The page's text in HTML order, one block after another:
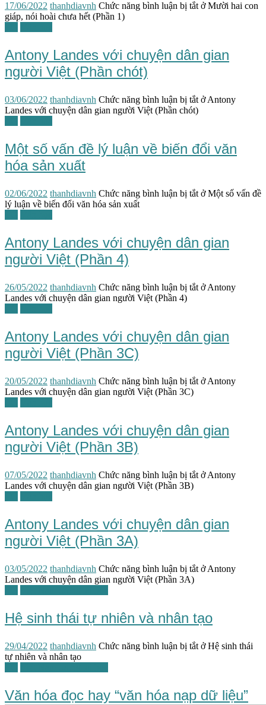
17/06/2022 thanhdiavnh Chức năng bình luận bị tắt ở Mười hai con
giáp, nói hoài chưa hết (Phần 1)
Antony Landes với chuyện dân gian
người Việt (Phần chót)
03/06/2022 thanhdiavnh Chức năng bình luận bị tắt ở Antony
Landes với chuyện dân gian người Việt (Phần chót)
Một số vấn đề lý luận về biến đổi văn
hóa sản xuất
02/06/2022 thanhdiavnh Chức năng bình luận bị tắt ở Một số vấn đề
lý luận về biến đổi văn hóa sản xuất
Antony Landes với chuyện dân gian
người Việt (Phần 4)
26/05/2022 thanhdiavnh Chức năng bình luận bị tắt ở Antony
Landes với chuyện dân gian người Việt (Phần 4)
Antony Landes với chuyện dân gian
người Việt (Phần 3C)
20/05/2022 thanhdiavnh Chức năng bình luận bị tắt ở Antony
Landes với chuyện dân gian người Việt (Phần 3C)
Antony Landes với chuyện dân gian
người Việt (Phần 3B)
07/05/2022 thanhdiavnh Chức năng bình luận bị tắt ở Antony
Landes với chuyện dân gian người Việt (Phần 3B)
Antony Landes với chuyện dân gian
người Việt (Phần 3A)
03/05/2022 thanhdiavnh Chức năng bình luận bị tắt ở Antony
Landes với chuyện dân gian người Việt (Phần 3A)
Hệ sinh thái tự nhiên và nhân tạo
29/04/2022 thanhdiavnh Chức năng bình luận bị tắt ở Hệ sinh thái
tự nhiên và nhân tạo
Văn hóa đọc hay “văn hóa nạp dữ liệu”